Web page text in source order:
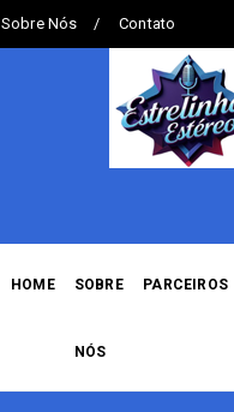
Sobre Nós Contato
HOME SOBRE
NÓS
PARCEIROS